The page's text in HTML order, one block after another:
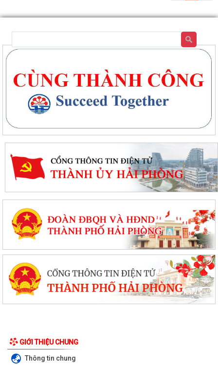
GIỚI THIỆU CHUNG
Thông tin chung